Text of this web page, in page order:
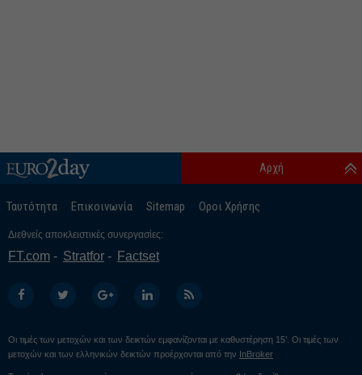
Ταυτότητα Επικοινωνία Sitemap Οροι Χρήσης
Αρχή
Διεθνείς αποκλειστικές συνεργασίες:
FT.com Stratfor Factset
Οι τιμές των μετοχών και των δεικτών εμφανίζονται με καθυστέρηση 15’. Οι τιμές των
μετοχών και των ελληνικών δεικτών προέρχονται από την InBroker